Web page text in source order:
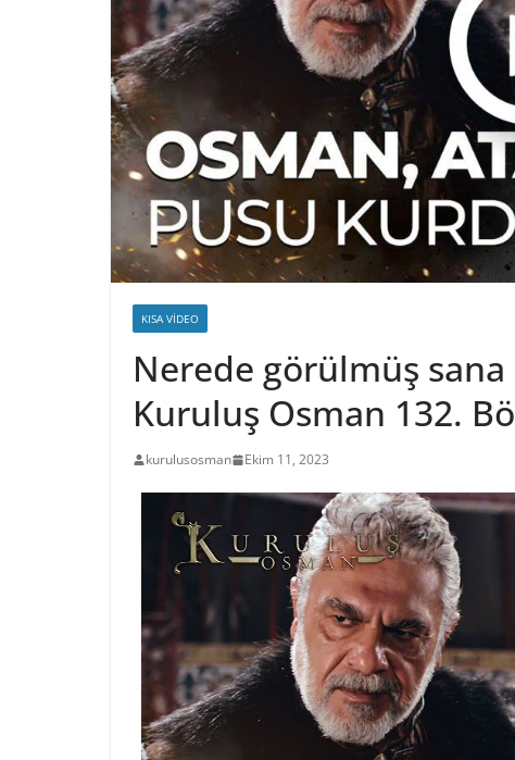
KISA VIDEO
Nerede görülmüş sana
Kuruluş Osman 132.
kurulusosman Ekim 11, 2023